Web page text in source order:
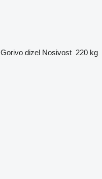
Gorivo dizel Nosivost 220 kg